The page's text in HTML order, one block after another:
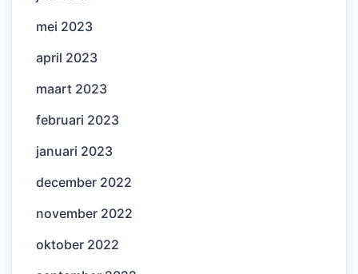
mei 2023
april 2023
maart 2023
februari 2023
januari 2023
december 2022
november 2022
oktober 2022